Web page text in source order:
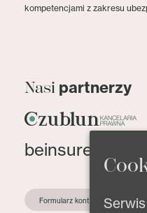
kompetencjami z zakresu
Nasi partnerzy
Formularz kontaktowy